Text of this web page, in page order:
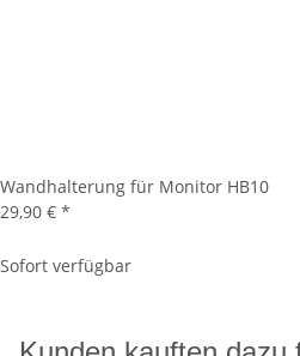
Wandhalterung für Monitor HB10
29,90 € *
Sofort verfügbar